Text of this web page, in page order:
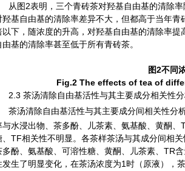
从图2表明，三个青砖茶对羟基自由基的清除
羟基自由基的清除率差异不大，但都高于当年
以下，随浓度的升高，对羟基自由基的清除率提
由基的清除率甚至低于所有青砖茶。
图2不同
Fig.2 The effects of tea of
2.3 茶汤清除自由基活性与其主要成分相关性
茶汤清除自由基活性与其主要成分间相关性分
与水浸出物、茶多酚、儿茶素、氨基酸、黄酮、
TF相关性不明显。各茶样茶汤与其成分间相
多酚、氨基酸、可溶性糖、黄酮、儿茶素、 TR
发生了明显变化，在茶汤浓度为1 时（原液），